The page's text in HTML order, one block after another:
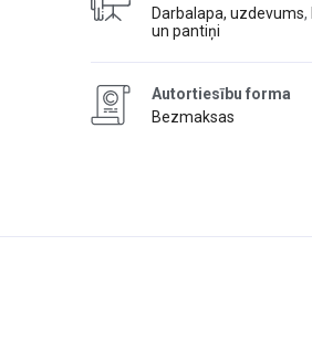
Darbalapa, uzdevums,
un pantiņi
Autortiesību forma
Bezmaksas